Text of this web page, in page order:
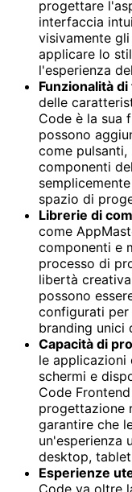
progettare
interfaccia
visivamente
applicare lo
l'esperienza
Funzionalità
delle
Code è la sua
possono
come
componenti
spazio di
Librerie di
come
componenti e
processo di
libertà
possono
configurati
branding unici
Capacità di
le applicazioni
schermi e
Code
progettazione
garantire che
un'esperienza
desktop,
Esperienze
Code va oltre